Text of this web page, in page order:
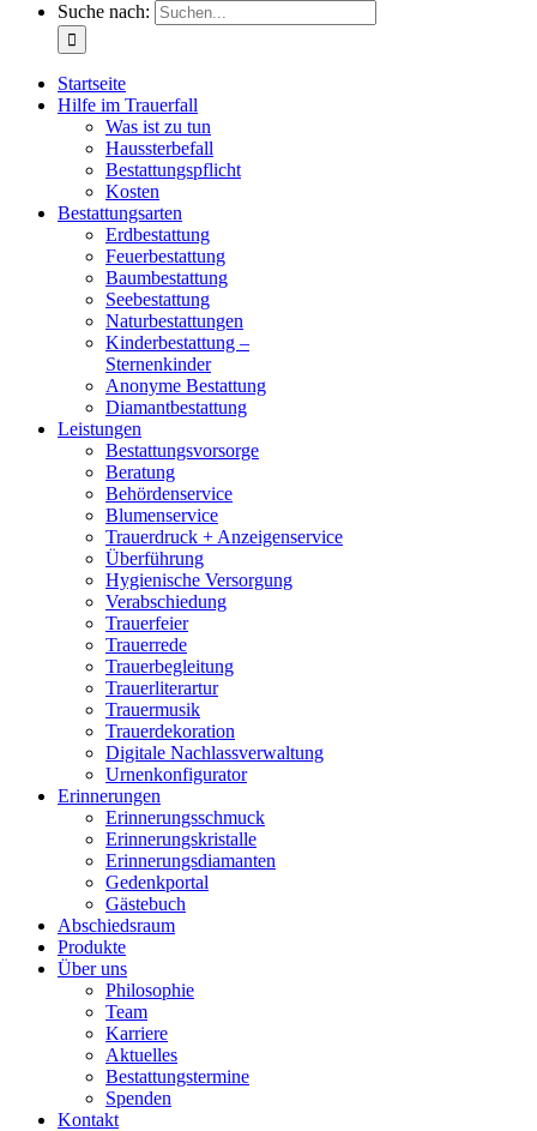
Suche nach:
Startseite
Hilfe im Trauerfall
Was ist zu tun
Haussterbefall
Bestattungspflicht
Kosten
Bestattungsarten
Erdbestattung
Feuerbestattung
Baumbestattung
Seebestattung
Naturbestattungen
Kinderbestattung –
Sternenkinder
Anonyme Bestattung
Diamantbestattung
Leistungen
Bestattungsvorsorge
Beratung
Behördenservice
Blumenservice
Trauerdruck + Anzeigenservice
Überführung
Hygienische Versorgung
Verabschiedung
Trauerfeier
Trauerrede
Trauerbegleitung
Trauerliterartur
Trauermusik
Trauerdekoration
Digitale Nachlassverwaltung
Urnenkonfigurator
Erinnerungen
Erinnerungsschmuck
Erinnerungskristalle
Erinnerungsdiamanten
Gedenkportal
Gästebuch
Abschiedsraum
Produkte
Über uns
Philosophie
Team
Karriere
Aktuelles
Bestattungstermine
Spenden
Kontakt